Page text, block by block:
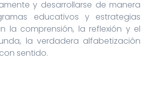
y desarrollarse de manera
educativos y estrategias
la comprensión, la reflexión y el
la verdadera alfabetización
sentido.